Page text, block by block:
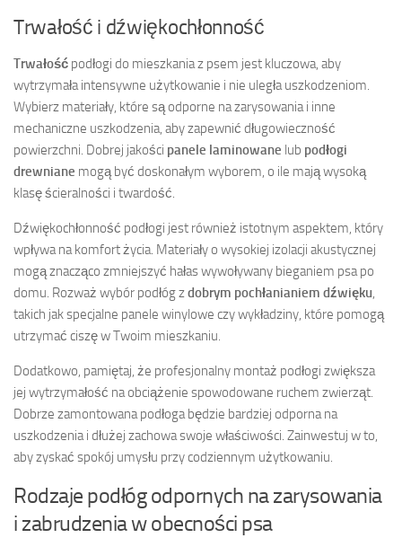
Trwałość i dźwiękochłonność
Trwałość podłogi do mieszkania z psem jest kluczowa, aby
wytrzymała intensywne użytkowanie i nie uległa uszkodzeniom.
Wybierz materiały, które są odporne na zarysowania i inne
mechaniczne uszkodzenia, aby zapewnić długowieczność
powierzchni. Dobrej jakości panele laminowane lub podłogi
drewniane mogą być doskonałym wyborem, o ile mają wysoką
klasę ścieralności i twardość.
Dźwiękochłonność podłogi jest również istotnym aspektem, który
wpływa na komfort życia. Materiały o wysokiej izolacji akustycznej
mogą znacząco zmniejszyć hałas wywoływany bieganiem psa po
domu. Rozważ wybór podłóg zdobrym pochłanianiem dźwięku,
takich jak specjalne panele winylowe czy wykładziny, które pomogą
utrzymać ciszę w Twoim mieszkaniu.
Dodatkowo, pamiętaj, że profesjonalny montaż podłogi zwiększa
jej wytrzymałość na obciążenie spowodowane ruchem zwierząt.
Dobrze zamontowana podłoga będzie bardziej odporna na
uszkodzenia i dłużej zachowa swoje właściwości. Zainwestuj w to,
aby zyskać spokój umysłu przy codziennym użytkowaniu.
Rodzaje podłóg odpornych na zarysowania
i zabrudzenia w obecności psa